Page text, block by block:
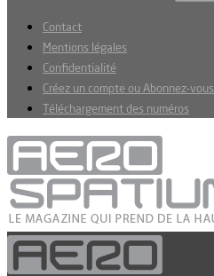
Contact
Mentions légales
Confidentialité
Créez un compte ou Abonnez-vous
Téléchargement des numéros